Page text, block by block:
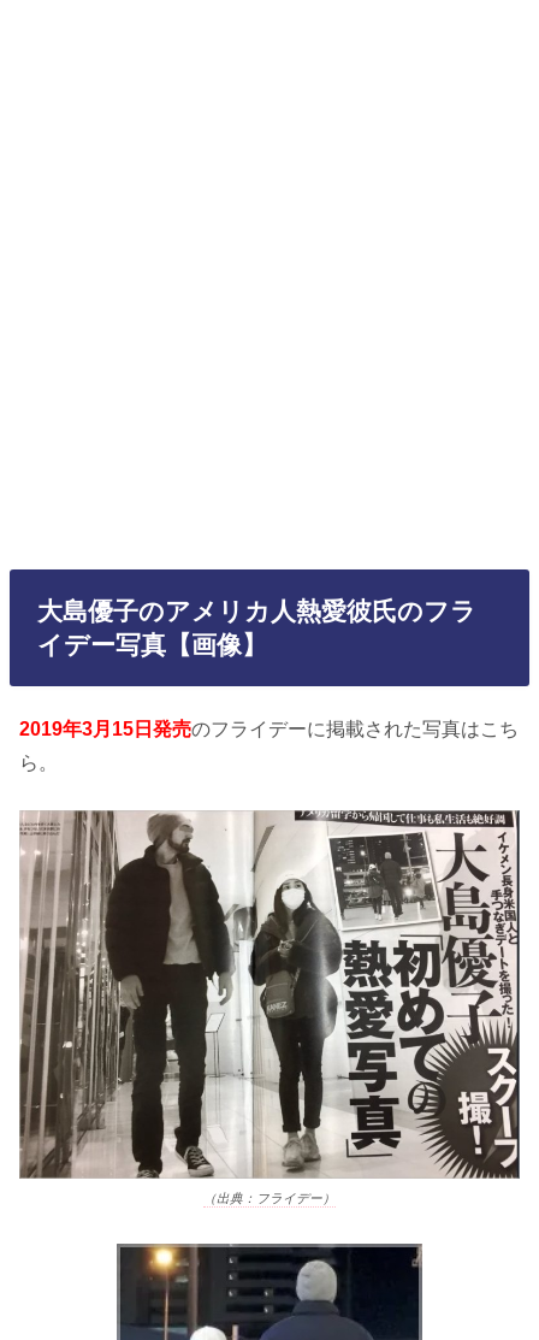
大島優子のアメリカ人熱愛彼氏のフラ
イデー写真【画像】
2019年3月15日発売のフライデーに掲載された写真はこち
ら。
（出典：フライデー）